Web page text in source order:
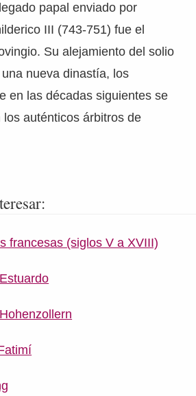
papal enviado por
III (743-751) fue el
Su alejamiento del solio
nueva dinastía, los
en las décadas siguientes se
auténticos árbitros de
francesas (siglos V a XVIII)